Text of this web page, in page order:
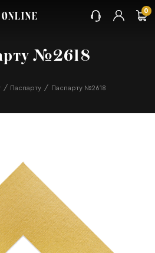
0
№2618
Паспарту Паспарту №2618